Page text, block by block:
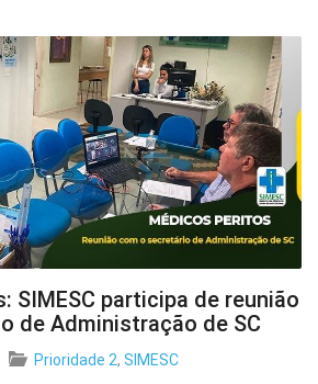
SIMESC participa de reunião
de Administração de SC
Prioridade 2, SIMESC